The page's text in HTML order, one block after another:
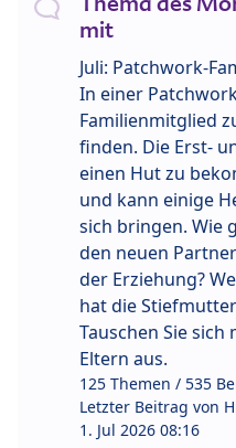
mit
Juli: Patchwork-
In einer
Familienmitglied
finden. Die Erst-
einen Hut zu
und kann einige
sich bringen. Wie
den neuen
der Erziehung?
hat die
Tauschen Sie
Eltern aus.
125 Themen / 535
Letzter Beitrag von
1. Jul 2026 08:16